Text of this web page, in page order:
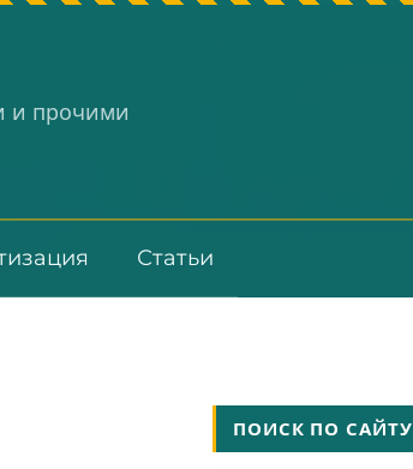
и прочими
Статьи
ПОИСК ПО САЙТУ